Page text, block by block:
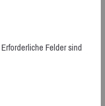
Erforderliche Felder sind